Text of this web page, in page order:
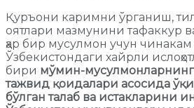
Қуръони каримни ўрганиш,
оятлари мазмунини тафаккур
ҳар бир мусулмон учун чинакам
Ўзбекистондаги хайрли
бири мўмин-
тажвид қоидалари асосида
бўлган талаб ва истакларини